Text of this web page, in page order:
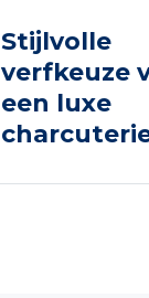
Stijlvolle
verfkeuze
een luxe